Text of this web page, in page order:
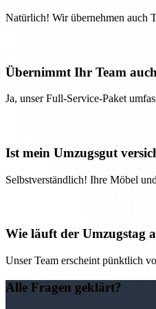
Natürlich! Wir übernehmen auch
Übernimmt Ihr Team
Ja, unser Full-Service-Paket
Ist mein Umzugsgut
Selbstverständlich! Ihre Möbel
Wie läuft der Umzugstag
Unser Team erscheint pünktlich
Alle Fragen geklärt?